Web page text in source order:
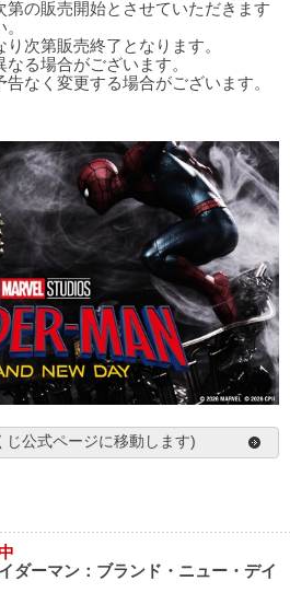
の販売開始とさせていただきます
次第販売終了となります。
る場合がございます。
なく変更する場合がございます。
じ公式ページに移動します)
ダーマン：ブランド・ニュー・デイ